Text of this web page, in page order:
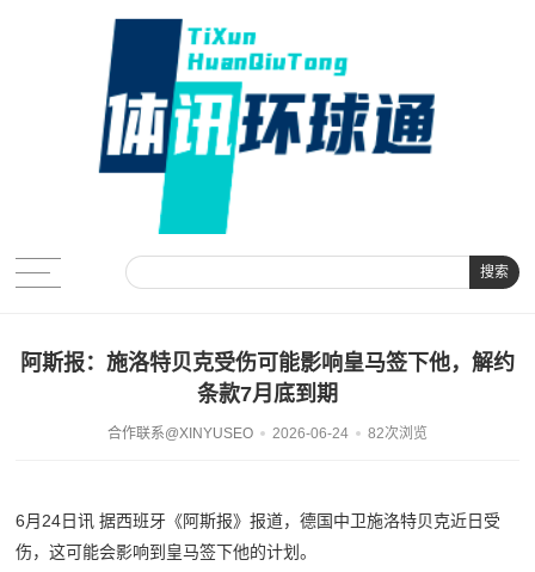
搜索
阿斯报：施洛特贝克受伤可能影响皇马签下他，解约
条款7月底到期
合作联系@XINYUSEO 2026-06-24 82次浏览
6月24日讯 据西班牙《阿斯报》报道，德国中卫施洛特贝克近日受
伤，这可能会影响到皇马签下他的计划。